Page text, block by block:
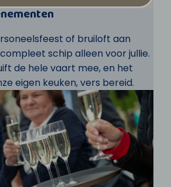
of bruiloft aan
schip alleen voor jullie.
de hele vaart mee, en het
eigen keuken, vers bereid.